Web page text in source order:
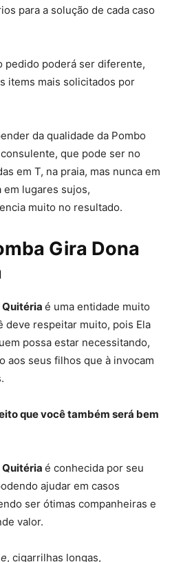
para a solução de cada caso
pedido poderá ser diferente,
items mais solicitados por
da qualidade da Pombo
que pode ser no
em T, na praia, mas nunca em
em lugares sujos,
muito no resultado.
Gira Dona
Quitéria é uma entidade muito
deve respeitar muito, pois Ela
possa estar necessitando,
aos seus filhos que à invocam
que você também será bem
Quitéria é conhecida por seu
ajudar em casos
ser ótimas companheiras e
valor.
, cigarrilhas longas,